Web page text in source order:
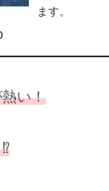
ます。
い！